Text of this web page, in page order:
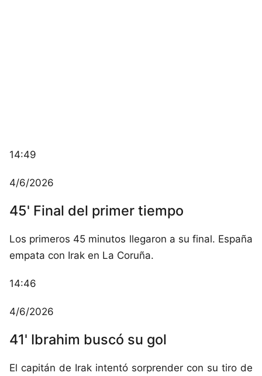
14:49
4/6/2026
45' Final del primer tiempo
Los primeros 45 minutos llegaron a su final. España
empata con Irak en La Coruña.
14:46
4/6/2026
41' Ibrahim buscó su gol
El capitán de Irak intentó sorprender con su tiro de